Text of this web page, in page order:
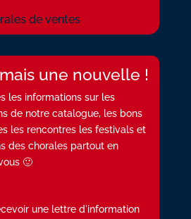
de ventes
une nouvelle !
les informations sur les
de notre catalogue, les bons
les rencontres les festivals et
des chorales partout en
🙂
une lettre d'information